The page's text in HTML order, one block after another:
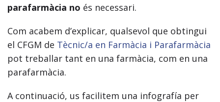
parafarmàcia no és necessari.
Com acabem d’explicar, qualsevol que obtingui
el CFGM de Tècnic/a en Farmàcia i Parafarmàcia
pot treballar tant en una farmàcia, com en una
parafarmàcia.
A continuació, us facilitem una infografía per